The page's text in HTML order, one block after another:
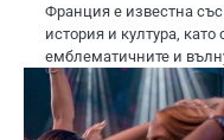
Франция е известна
история и култура,
емблематичните и